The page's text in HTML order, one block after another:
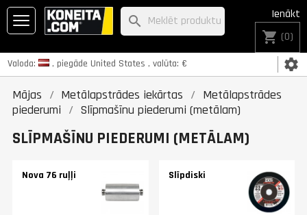
Valoda: , piegāde United States , valūta: € settings
Ienākt
shopping_cart (0)
search
Mājas Metālapstrādes iekārtas
Metālapstrādes
piederumi
Slīpmašīnu piederumi (metālam)
SLĪPMAŠĪNU PIEDERUMI (METĀLAM)
Nova 76 ruļļi Slīpdiski